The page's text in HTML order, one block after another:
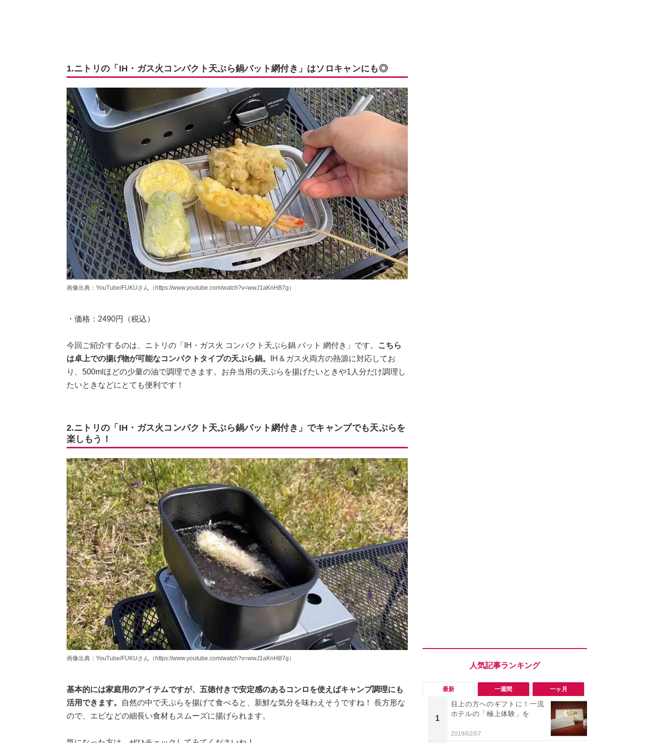
1.ニトリの「IH・ガス火コンパクト天ぷら鍋バット網付き」はソロキャンにも◎
画像出典：YouTube/FUKUさん（https://www.youtube.com/watch?v=wwJ1aKnHB7g）
・価格：2490円（税込）
今回ご紹介するのは、ニトリの「IH・ガス火 コンパクト天ぷら鍋 バット 網付き」です。
こちら
は卓上での揚げ物が可能なコンパクトタイプの天ぷら鍋。
IH＆ガス火両方の熱源に対応してお
り、500mlほどの少量の油で調理できます。お弁当用の天ぷらを揚げたいときや1人分だけ調理し
たいときなどにとても便利です！
2.ニトリの「IH・ガス火コンパクト天ぷら鍋バット網付き」でキャンプでも天ぷらを
楽しもう！
画像出典：YouTube/FUKUさん（https://www.youtube.com/watch?v=wwJ1aKnHB7g）
基本的には家庭用のアイテムですが、五徳付きで安定感のあるコンロを使えばキャンプ調理にも
活用できます。
自然の中で天ぷらを揚げて食べると、新鮮な気分を味わえそうですね！ 長方形な
ので、エビなどの細長い食材もスムーズに揚げられます。
最新 一週間 一ヶ月
1
目上の方へのギフトに！一流
ホテルの「極上体験」を
2019/02/07